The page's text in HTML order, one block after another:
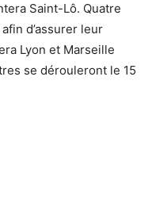
Saint-Lô. Quatre
d’assurer leur
Lyon et Marseille
se dérouleront le 15